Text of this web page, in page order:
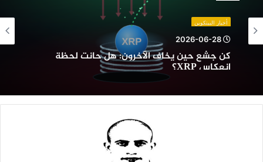
الآخرون:
هل
حانت
أخبار البيتكوين
2026-06-28
كن جشع حين يخاف الآخرون: هل حانت لحظة
انعكاس XRP؟